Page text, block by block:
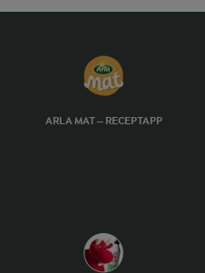
ARLA MAT – RECEPTAPP